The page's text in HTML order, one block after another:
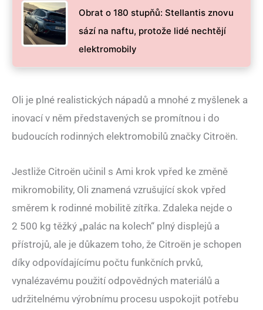
Obrat o 180 stupňů: Stellantis znovu
sází na naftu, protože lidé nechtějí
elektromobily
Oli je plné realistických nápadů a mnohé z myšlenek a
inovací v něm představených se promítnou i do
budoucích rodinných elektromobilů značky Citroën.
Jestliže Citroën učinil s Ami krok vpřed ke změně
mikromobility, Oli znamená vzrušující skok vpřed
směrem k rodinné mobilitě zítřka. Zdaleka nejde o
2 500 kg těžký „palác na kolech“ plný displejů a
přístrojů, ale je důkazem toho, že Citroën je schopen
díky odpovídajícímu počtu funkčních prvků,
vynalézavému použití odpovědných materiálů a
udržitelnému výrobnímu procesu uspokojit potřebu